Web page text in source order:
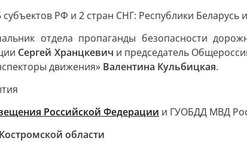
РФ и 2 стран СНГ: Республики
отдела пропаганды безопасности
Сергей Хранцкевич и председатель
движения» Валентина Кульбицкая.
Российской Федерации и ГУОБДД МВД
области